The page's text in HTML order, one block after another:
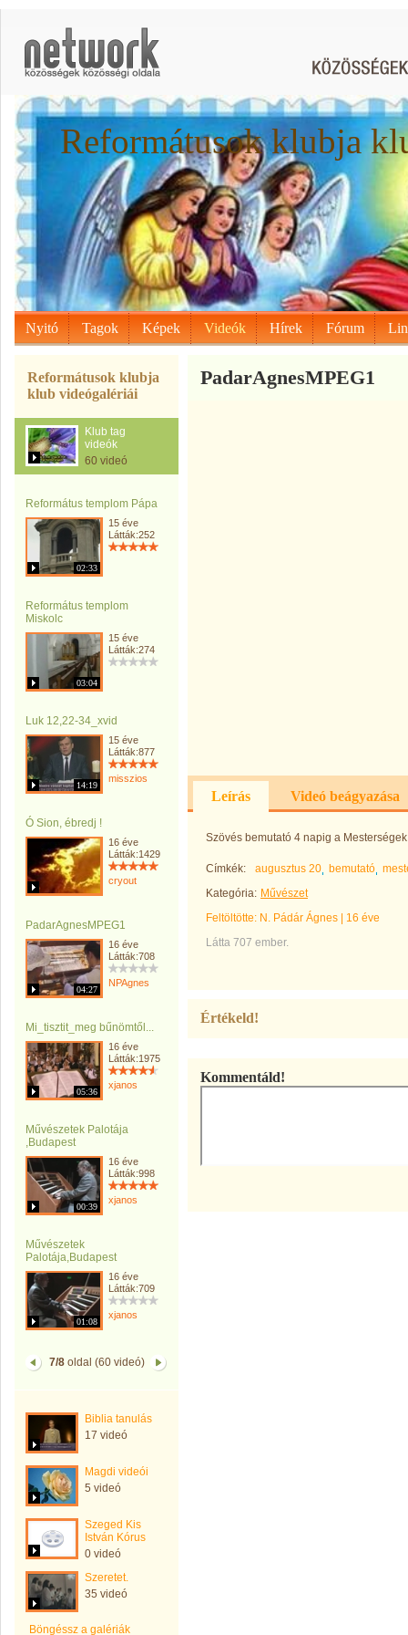
Reformátusok klubja
Nyitó Tagok Képek Videók Hírek Fórum
Reformátusok klubja
klub videógalériái
Klub tag
videók
60 videó
Református templom Pápa
02:33
15 éve
Látták:252
Református templom
Miskolc
03:04
15 éve
Látták:274
Luk 12,22-34_xvid
14:19
15 éve
Látták:877
misszios
Ó Sion, ébredj !
16 éve
Látták:1429
cryout
PadarAgnesMPEG1
04:27
16 éve
Látták:708
NPAgnes
Mi_tisztit_meg bűnömtől...
05:36
16 éve
Látták:1975
xjanos
Művészetek Palotája
,Budapest
00:39
16 éve
Látták:998
xjanos
Művészetek
Palotája,Budapest
01:08
16 éve
Látták:709
xjanos
7/8oldal (60 videó)
Biblia tanulás
17 videó
Magdi videói
5 videó
Szeged Kis
István Kórus
0 videó
Szeretet.
35 videó
Böngéssz a galériák
PadarAgnesMPEG1
Leírás Videó beágyazása
Szövés bemutató 4 napig a
Címkék: augusztus 20 bemutató
Kategória: Művészet
Feltöltötte: N. Pádár Ágnes
16 éve
Látta 707 ember.
Értékeld!
Kommentáld!